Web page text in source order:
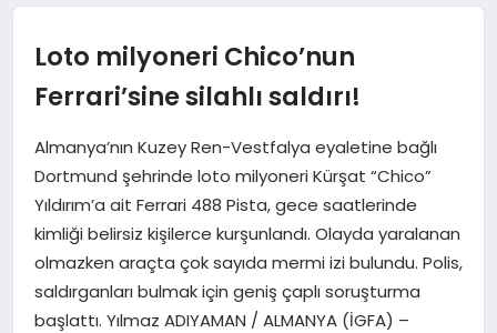
ASAYIŞ
EKONOMI
SANAT
POLITIKA
Loto milyoneri Chico’nun
Ferrari’sine silahlı saldırı!
Almanya’nın Kuzey Ren-Vestfalya eyaletine bağlı
Dortmund şehrinde loto milyoneri Kürşat “Chico”
Yıldırım’a ait Ferrari 488 Pista, gece saatlerinde
kimliği belirsiz kişilerce kurşunlandı. Olayda yaralanan
olmazken araçta çok sayıda mermi izi bulundu. Polis,
saldırganları bulmak için geniş çaplı soruşturma
başlattı. Yılmaz ADIYAMAN / ALMANYA (İGFA) –